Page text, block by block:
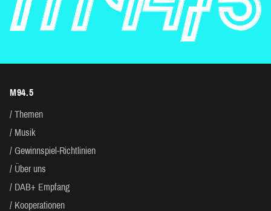
M94.5
Themen
Musik
Gewinnspiel-Richtlinien
Über uns
DAB+ Empfang
Kooperationen